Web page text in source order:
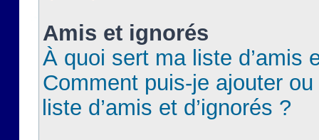
Amis et ignorés
À quoi sert ma liste d’amis
Comment puis-je ajouter
liste d’amis et d’ignorés ?